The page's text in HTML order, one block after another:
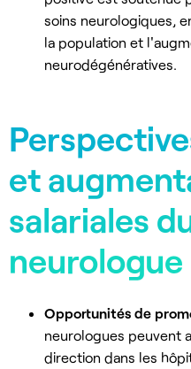
soins neurologiques,
la population et
neurodégénératives.
et
salariales
neurologue
Opportunités de
neurologues peuvent
direction dans les